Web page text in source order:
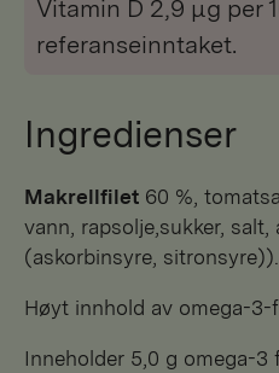
Vitamin D 2,9 μg per
referanseinntaket.
Ingredienser
makrellfilet 60 %,
vann, rapsolje,sukker,
(askorbinsyre, sitronsyre)).
Høyt innhold av omega-3-
Inneholder 5,0 g omega-3